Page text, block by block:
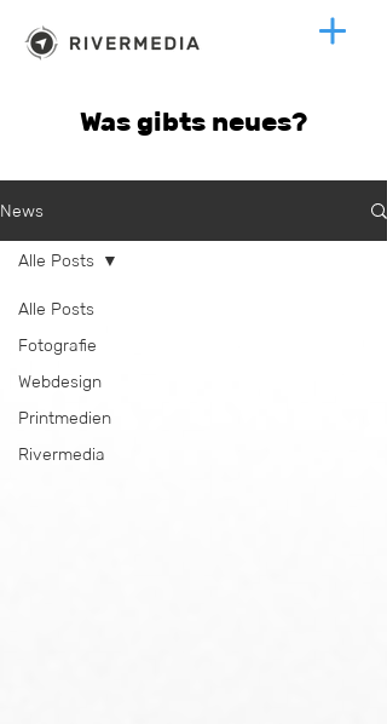
Was gibts neues?
News
Alle Posts
Fotografie
Webdesign
Printmedien
Rivermedia
Alle Posts